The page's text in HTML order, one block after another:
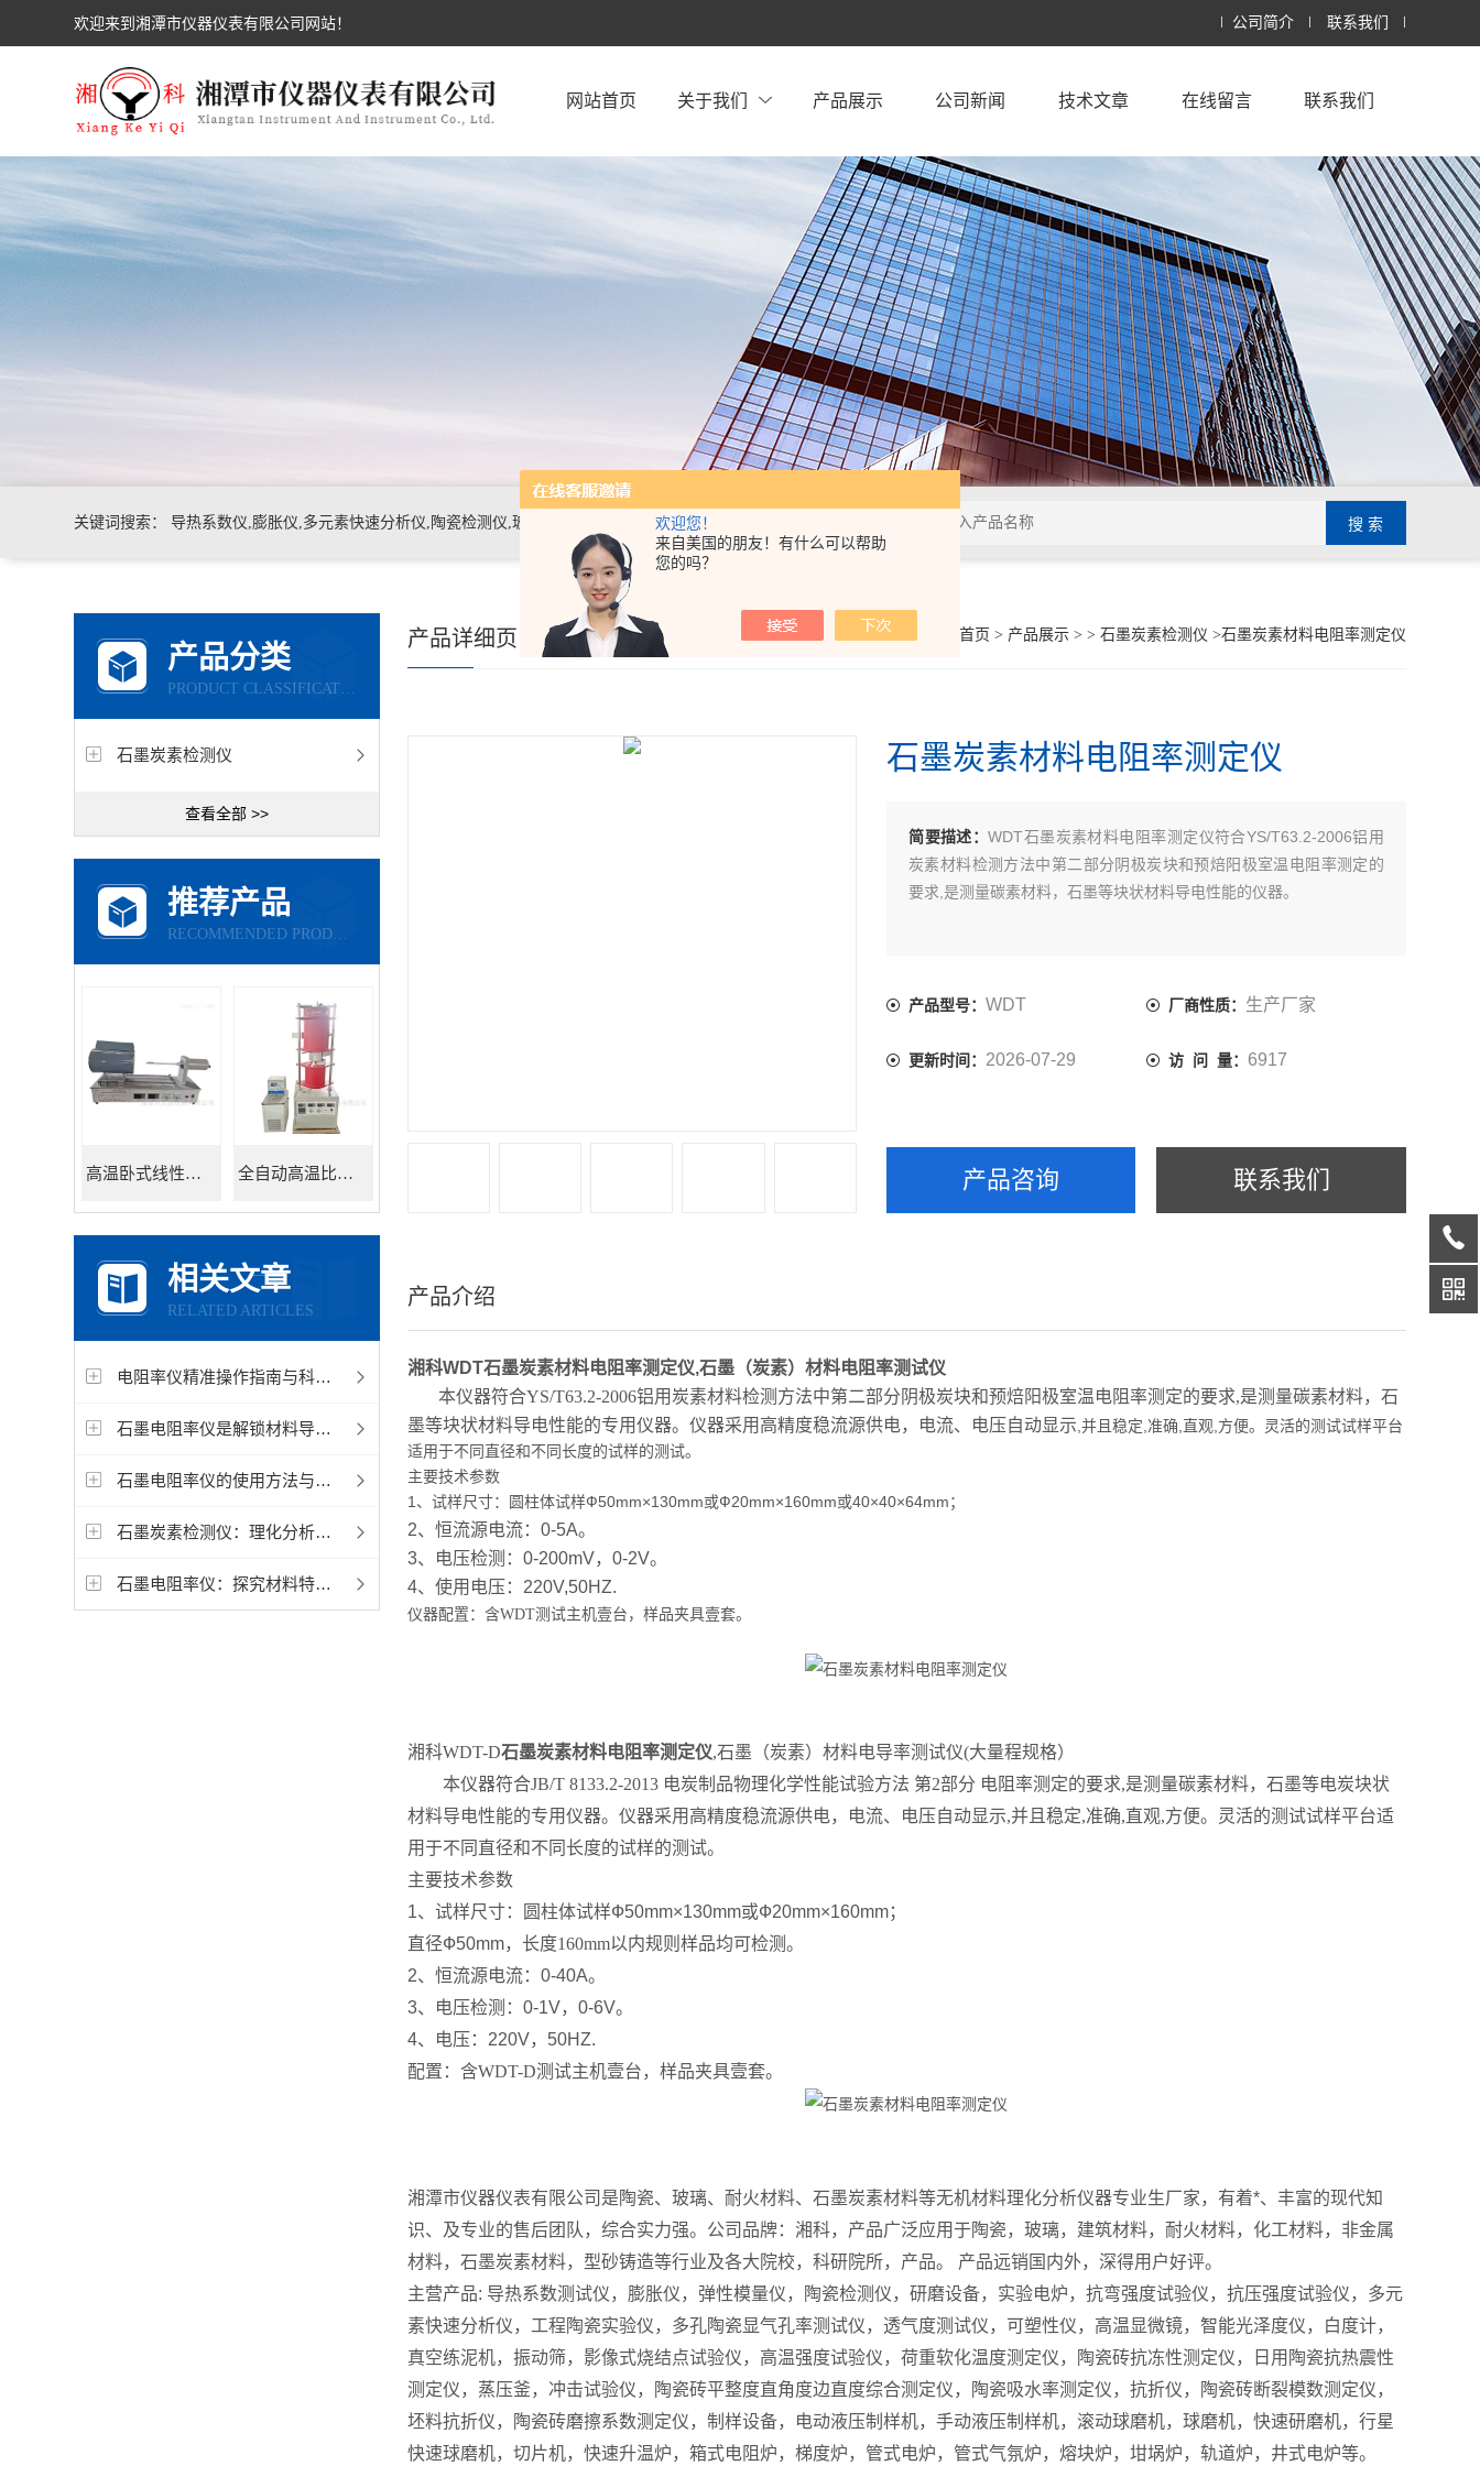
欢迎您！
来自美国的朋友！有什么可以帮助
您的吗？
欢迎来到湘潭市仪器仪表有限公司网站！ 公司简介 联系我们
网站首页 关于我们 产品展示 公司新闻 技术文章 在线留言 联系我们
关键词搜索： 导热系数仪,膨胀仪,多元素快速分析仪,陶瓷检测仪,玻璃耐火材料检测仪，石墨炭素材料检测仪，高温物性仪，研磨机，制样机，实验电炉等
产品分类
PRODUCT CLASSIFICATION
石墨炭素检测仪
查看全部 >>
推荐产品
RECOMMENDED PRODUCTS
高温卧式线性热膨胀系数测定仪 全自动高温比热容测试仪
相关文章
RELATED ARTICLES
电阻率仪精准操作指南与科学检测全流程
石墨电阻率仪是解锁材料导电性能的精密钥匙
石墨电阻率仪的使用方法与操作指南
石墨炭素检测仪：理化分析的重要工具
石墨电阻率仪：探究材料特性的精密工具
你的位置： 首页 > 产品展示> > 石墨炭素检测仪 >石墨炭素材料电阻率测定仪
产品详细页
石墨炭素材料电阻率测定仪
简要描述：WDT石墨炭素材料电阻率测定仪符合YS/T63.2-2006铝用
炭素材料检测方法中第二部分阴极炭块和预焙阳极室温电阻率测定的
要求,是测量碳素材料，石墨等块状材料导电性能的仪器。
产品型号：WDT 厂商性质： 生产厂家
更新时间： 2026-07-29 访 问 量： 6917
产品咨询 联系我们
产品介绍
湘科WDT石墨炭素材料电阻率测定仪,石墨（炭素）材料电阻率测试仪
本仪器符合YS/T63.2-2006铝用炭素材料检测方法中第二部分阴极炭块和预焙阳极室温电阻率测定的要求,是测量碳素材料，石
墨等块状材料导电性能的专用仪器。仪器采用高精度稳流源供电，电流、电压自动显示 ,并且稳定,准确,直观,方便。灵活的测试试样平台
适用于不同直径和不同长度的试样的测试。
主要技术参数
1、试样尺寸：圆柱体试样Ф50mm×130mm或Ф20mm×160mm或40×40×64mm；
2、恒流源电流：0-5A。
3、电压检测：0-200mV，0-2V。
4、使用电压：220V,50HZ.
仪器配置：含WDT测试主机壹台，样品夹具壹套。
湘科WDT-D石墨炭素材料电阻率测定仪,石墨 （炭素）材料电导率测试仪(大量程规格）
本仪器符合JB/T 8133.2-2013 电炭制品物理化学性能试验方法 第2部分 电阻率测定的要求,是测量碳素材料，石墨等电炭块状
材料导电性能的专用仪器。仪器采用高精度稳流源供电，电流、电压自动显示,并且稳定,准确,直观,方便。灵活的测试试样平台适
用于不同直径和不同长度的试样的测试。
主要技术参数
1、试样尺寸：圆柱体试样Ф50mm×130mm或Ф20mm×160mm；
直径Ф50mm， 长度160mm以内规则样品均可检测。
2、恒流源电流：0-40A。
3、电压检测：0-1V，0-6V。
4、电压：220V，50HZ.
配置：含WDT-D测试主机壹台，样品夹具壹套。
湘潭市仪器仪表有限公司是陶瓷、玻璃、耐火材料、石墨炭素材料等无机材料理化分析仪器专业生厂家，有着*、丰富的现代知
识、及专业的售后团队，综合实力强。公司品牌：湘科，产品广泛应用于陶瓷，玻璃，建筑材料，耐火材料，化工材料，非金属
材料，石墨炭素材料，型砂铸造等行业及各大院校，科研院所，产品。 产品远销国内外，深得用户好评。
主营产品: 导热系数测试仪，膨胀仪，弹性模量仪，陶瓷检测仪，研磨设备，实验电炉，抗弯强度试验仪，抗压强度试验仪，多元
素快速分析仪，工程陶瓷实验仪，多孔陶瓷显气孔率测试仪，透气度测试仪，可塑性仪，高温显微镜，智能光泽度仪，白度计，
真空练泥机，振动筛，影像式烧结点试验仪，高温强度试验仪，荷重软化温度测定仪，陶瓷砖抗冻性测定仪，日用陶瓷抗热震性
测定仪，蒸压釜，冲击试验仪，陶瓷砖平整度直角度边直度综合测定仪，陶瓷吸水率测定仪，抗折仪，陶瓷砖断裂模数测定仪，
坯料抗折仪，陶瓷砖磨擦系数测定仪，制样设备，电动液压制样机，手动液压制样机，滚动球磨机，球磨机，快速研磨机，行星
快速球磨机，切片机，快速升温炉，箱式电阻炉，梯度炉，管式电炉，管式气氛炉，熔块炉，坩埚炉，轨道炉，井式电炉等。